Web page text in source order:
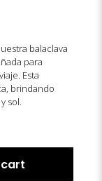
balaclava
para
Esta
brindando
sol.